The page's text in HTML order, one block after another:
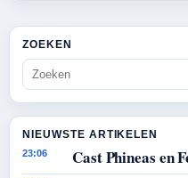
ZOEKEN
NIEUWSTE ARTIKELEN
23:06 Cast Phineas en